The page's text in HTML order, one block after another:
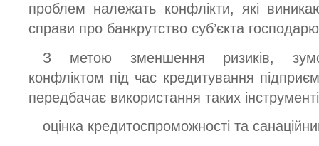
проблем належать конфлікти, які
справи про банкрутство суб’єкта
З метою зменшення ризиків,
конфліктом під час кредитування
передбачає використання таких
оцінка кредитоспроможності та